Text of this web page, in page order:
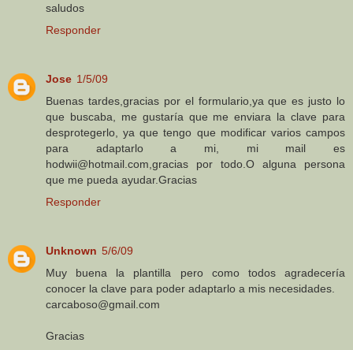
saludos
Responder
Jose 1/5/09
Buenas tardes,gracias por el formulario,ya que es justo lo
que buscaba, me gustaría que me enviara la clave para
desprotegerlo, ya que tengo que modificar varios campos
para adaptarlo a mi, mi mail es
hodwii@hotmail.com,gracias por todo.O alguna persona
que me pueda ayudar.Gracias
Responder
Unknown 5/6/09
Muy buena la plantilla pero como todos agradecería
conocer la clave para poder adaptarlo a mis necesidades.
carcaboso@gmail.com
Gracias